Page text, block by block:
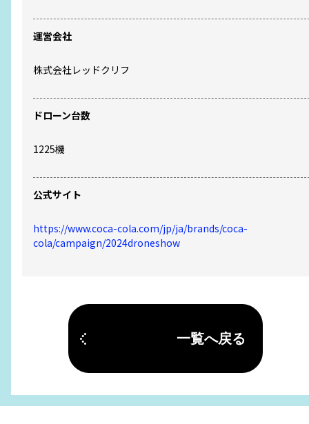
運営会社
株式会社レッドクリフ
ドローン台数
1225機
公式サイト
https://www.coca-cola.com/jp/ja/brands/coca-
cola/campaign/2024droneshow
一覧へ戻る